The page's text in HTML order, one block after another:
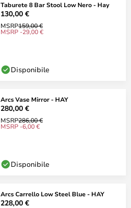
Taburete 8 Bar Stool Low Nero - Hay
130,00 €
MSRP159,00 €
MSRP -29,00 €
Disponibile
Arcs Vase Mirror - HAY
280,00 €
MSRP286,00 €
MSRP -6,00 €
Disponibile
Arcs Carrello Low Steel Blue - HAY
228,00 €